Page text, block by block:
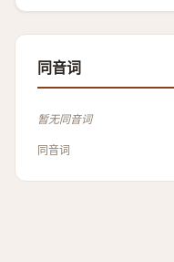
同音词
暂无同音词
同音词